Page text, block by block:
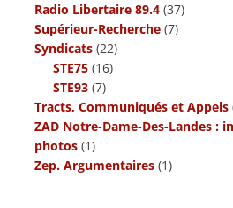
Radio Libertaire 89.4 (37)
Supérieur-Recherche (7)
Syndicats (22)
STE75 (16)
STE93 (7)
Tracts, Communiqués et Appels
ZAD Notre-Dame-Des-Landes :
photos (1)
Zep. Argumentaires (1)